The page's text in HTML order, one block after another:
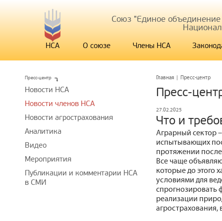
Союз "Единое
НСА О союзе Члены НСА
Главная | Пресс-центр
Пресс-
27.02.2025
Что и
Аграрный сектор
испытывающих
протяжении
Все чаще
которые до этого
условиями для
спрогнозировать
реализации
агрострахования,
Пресс-центр
Новости НСА
Новости членов НСА
Новости агрострахования
Аналитика
Видео
Мероприятия
Публикации и комментарии НСА
в СМИ